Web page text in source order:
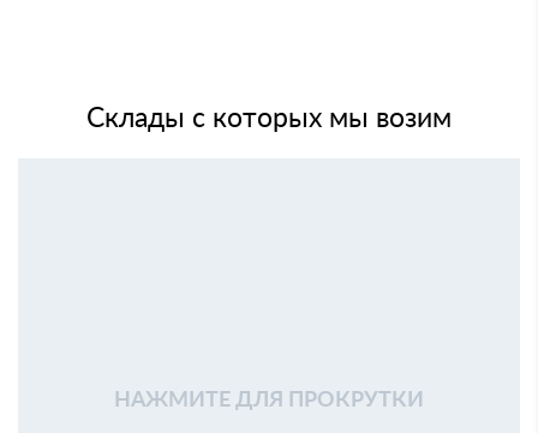
Склады с которых мы возим
НАЖМИТЕ ДЛЯ ПРОКРУТКИ